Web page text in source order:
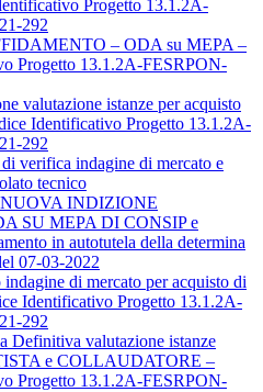
Progetto 13.1.2A-
292
– ODA su MEPA –
Progetto 13.1.2A-FESRPON-
valutazione istanze per acquisto
Identificativo Progetto 13.1.2A-
292
verifica indagine di mercato e
tecnico
INDIZIONE
SU MEPA DI CONSIP e
in autotutela della determina
07-03-2022
di mercato per acquisto di
Identificativo Progetto 13.1.2A-
292
Definitiva valutazione istanze
e COLLAUDATORE –
Progetto 13.1.2A-FESRPON-